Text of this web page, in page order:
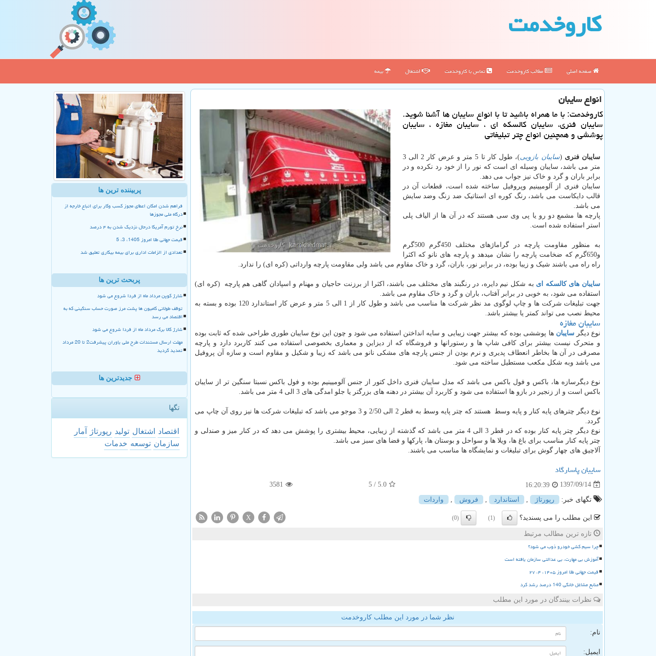
كاروخدمت
صفحه اصلی مطالب كاروخدمت تماس با كاروخدمت اشتغال بیمه
انواع سایبان
كاروخدمت: با ما همراه باشید تا با انواع سایبان ها آشنا شوید.
سایبان فنری، سایبان كالسكه ای ، سایبان مغازه ، سایبان
پوششی و همچنین انواع چتر تبلیغاتی
سایبان فنری (سایبان بازویی
)، طول کار تا 5 متر و عرض کار 2 الی 3
متر می باشد، سایبان وسیله ای است که نور را از خود رد نکرده و در
برابر باران و گرد و خاک نیز جواب می دهد.
سایبان فنری از آلومیینیم وپروفیل ساخته شده است، قطعات آن در
قالب دایکاست می باشد، رنگ کوره ای استاتیک ضد زنگ وضد سایش
می باشد.
پارچه ها مشمع دو رو یا پی وی سی هستند که در آن ها از الیاف پلی
استر استفاده شده است.
به منظور مقاومت پارچه در گراماژهای مختلف 450گرم 500گرم
و650گرم که ضخامت پارچه را نشان میدهد و پارچه های نانو که اکثرا
راه راه می باشند شیک و زیبا بوده، در برابر نور، باران، گرد و خاک مقاوم می باشد ولی مقاومت پارچه وارداتی (کره ای) را ندارد.
سایبان های کالسکه ای به شکل نیم دایره، در رنگبند های مختلف می باشند، اکثرا از برزنت حاجیان و مهنام و اسپادان گاهی هم پارچه (کره ای)
استفاده می شود، به خوبی در برابر آفتاب، باران و گرد و خاک مقاوم می باشد.
جهت تبلیغات شرکت ها و چاپ لوگوی مد نظر شرکت ها مناسب می باشد و طول کار از 1 الی 5 متر و عرض کار استاندارد 120 بوده و بسته به
محیط نصب می تواند کمتر یا بیشتر باشد.
سایبان مغازه
نوع دیگرسایبان ها پوششی بوده که بیشتر جهت زیبایی و سایه انداختن استفاده می شود و چون این نوع سایبان طوری طراحی شده که ثابت بوده
و متحرک نیست بیشتر برای کافی شاپ ها و رستورانها و فروشگاه که از دیزاین و معماری بخصوصی استفاده می کنند کاربرد دارد و پارچه
مصرفی در آن ها بخاطر انعطاف پدیری و نرم بودن از جنس پارچه های مشکی نانو می باشد که زیبا و شکیل و مقاوم است و سازه آن پروفیل
می باشد وبه شکل مکعب مستطیل ساخته می شود.
نوع دیگرسازه ها، باکس و فول باکس می باشد که مدل سایبان فنری داخل کتور از جنس آلومیینیم بوده و فول باکس نسبتا سنگین تر از سایبان
باکس است و از زنجیر در بازو ها استفاده می شود و کاربرد آن بیشتر در دهنه های بزرگتر یا جلو امدگی های 3 الی 4 متر می باشد.
نوع دیگر چترهای پایه کنار و پایه وسط هستند که چتر پایه وسط به قطر 2 الی 2/50 و 3 موجو می باشد که تبلیغات شرکت ها نیز روی آن چاپ می
گردد.
نوع دیگر چتر پایه کنار بوده که در قطر 3 الی 4 متر می باشد که گذشته از زیبایی، محیط بیشتری را پوشش می دهد که در کنار میز و صندلی و
چتر پایه کنار مناسب برای باغ ها، ویلا ها و سواحل و بوستان ها، پارکها و فضا های سبز می باشد.
آلاچیق های چهار گوش برای تبلیغات و نمایشگاه ها مناسب می باشند.
سایبان پاسارگاد
1397/09/14
16:20:39
5.0
/ 5
3581
تگهای خبر: رپورتاژ استاندارد فروش واردات
این مطلب را می پسندید؟ (1)
(0)
X
تازه ترین مطالب مرتبط
چرا سیم کشی خودرو ذوب می شود؟
آموزش بی مهارت، بی عدالتی سازمان یافته است
قیمت جهانی طلا امروز ۱۴۰۵، ۴، ۲۷
منابع مشاغل خانگی 140 درصد رشد کرد
نظرات بینندگان در مورد این مطلب
نظر شما در مورد این مطلب کاروخدمت
نام:
ایمیل:
پربیننده ترین ها
فراهم شدن امکان اعطای مجوز کسب وکار برای اتباع خارجه از
درگاه ملی مجوزها
نرخ تورم آمریکا درحال نزدیک شدن به ۴ درصد
قیمت جهانی طلا امروز 1405، 3، 5
تعدادی از الزامات اداری برای بیمه بیکاری تعلیق شد
پربحث ترین ها
شارژ کوپن مرداد ماه از فردا شروع می شود
توقف طولانی کامیون ها پشت مرز صورت حساب سنگینی که به
اقتصاد می رسد
شارژ کالا برگ مرداد ماه از فردا شروع می شود
مهلت ارسال مستندات طرح ملی یاوران پیشرفت2 تا 20 مرداد
تمدید گردید
جدیدترین ها
تگها
اقتصاد اشتغال تولید رپورتاژ
آمار
سازمان توسعه خدمات